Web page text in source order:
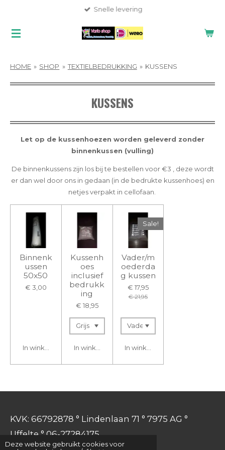
Deze website gebruikt cookies voor
naar
Snelle levering
HOME » SHOP » TEXTIELBEDRUKKING » KUSSENS
KUSSENS
Let op de kussenhoezen worden geleverd zonder
binnenkussen (vulling)
De binnenkussens zijn los bij te bestellen voor €3 , deze wordt
er dan wel door ons in gedaan (in de bedrukte kussenhoes) en
netjes verpakt in cellofaan.
Binnenk
ussen
50x50
€ 3,00
In winkelwagen
Kussenh
oes
inclusief
bedrukk
ing
€ 18,95
In winkelwagen
Sale!
Vader/m
oederda
g kussen
€ 17,95
€ 21,95
In winkelwagen
KVK: 66792878 ° Lindenlaan 71 ° 7975 AG °
Uffelte ° 06-27284175